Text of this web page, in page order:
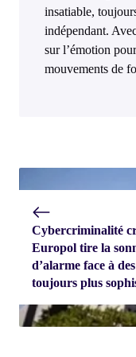
insatiable,
indépendant.
sur l’émotion
mouvements de
Cybercriminalité
Europol tire la
d’alarme face à
toujours plus